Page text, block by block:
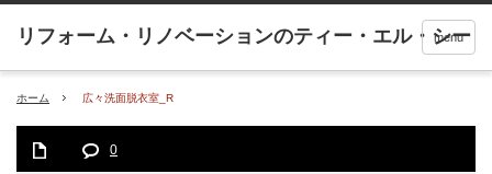
menu
ホーム 広々洗面脱衣室_R
0